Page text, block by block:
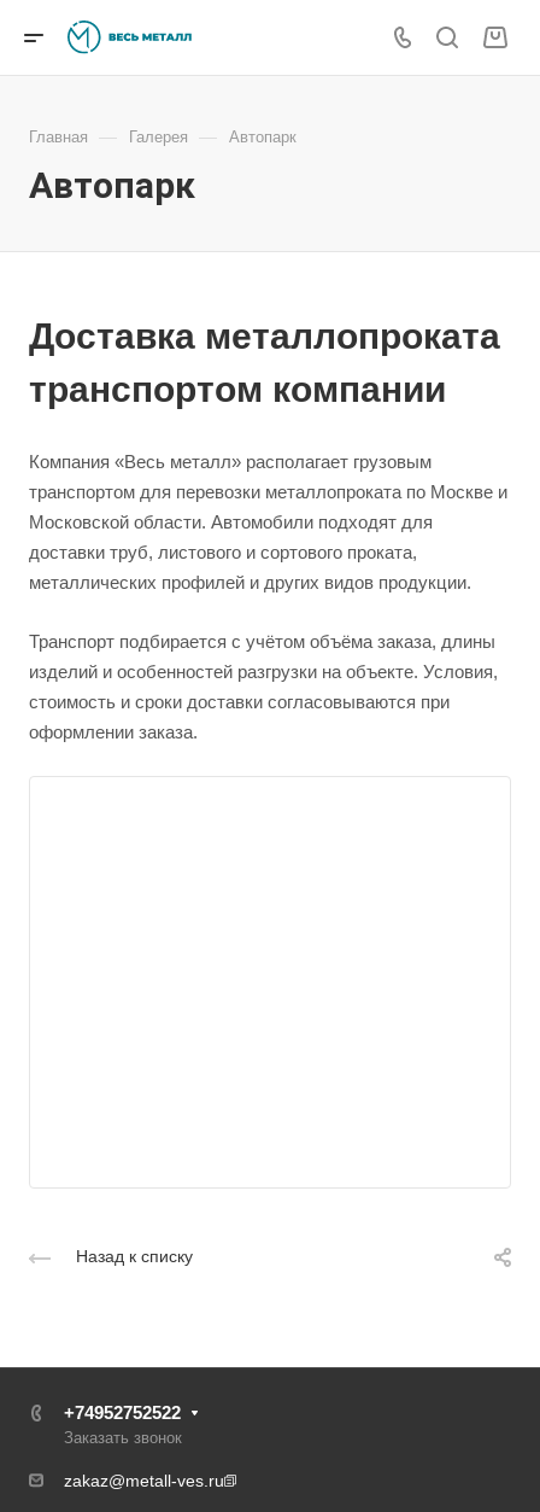
Главная — Галерея — Автопарк
Автопарк
Доставка металлопроката
транспортом компании
Компания «Весь металл» располагает грузовым
транспортом для перевозки металлопроката по Москве и
Московской области. Автомобили подходят для
доставки труб, листового и сортового проката,
металлических профилей и других видов продукции.
Транспорт подбирается с учётом объёма заказа, длины
изделий и особенностей разгрузки на объекте. Условия,
стоимость и сроки доставки согласовываются при
оформлении заказа.
Назад к списку
+74952752522
Заказать звонок
zakaz@metall-ves.ru